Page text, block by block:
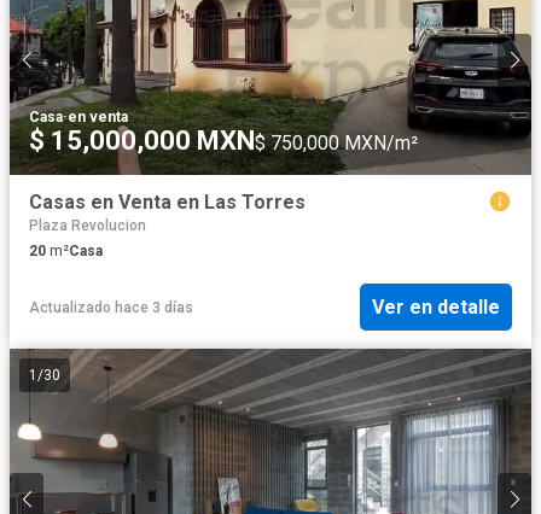
Casa·en venta
$ 15,000,000 MXN$ 750,000 MXN/m²
Casas en Venta en Las Torres
Plaza Revolucion
20 m²Casa
Actualizado hace 3 días Ver en detalle
1 /30